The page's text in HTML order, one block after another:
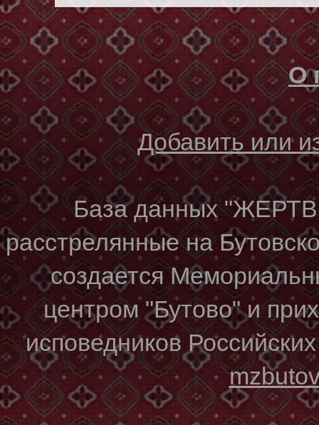
О
Добавить или
База данных
расстрелянные на
создается
центром "Бутово" и
исповедников